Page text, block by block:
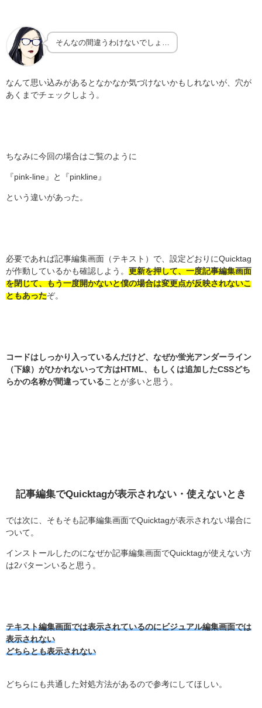
そんなの間違うわけないでしょ…
なんて思い込みがあるとなかなか気づけないかもしれないが、穴が
あくまでチェックしよう。
ちなみに今回の場合はご覧のように
『pink-line』と『pinkline』
という違いがあった。
必要であれば記事編集画面（テキスト）で、設定どおりにQuicktag
が作動しているかも確認しよう。 更新を押して、一度記事編集画面
を閉じて、もう一度開かないと僕の場合は変更点が反映されないこ
ともあったぞ。
コードはしっかり入っているんだけど、なぜか蛍光アンダーライン
（下線）がひかれないって方はHTML、もしくは追加したCSSどち
らかの名称が間違っている ことが多いと思う。
記事編集でQuicktagが表示されない・使えないとき
では次に、そもそも記事編集画面でQuicktagが表示されない場合に
ついて。
インストールしたのになぜか記事編集画面でQuicktagが使えない方
は2パターンいると思う。
テキスト編集画面では表示されているのにビジュアル編集画面では
表示されない
どちらとも表示されない
どちらにも共通した対処方法があるので参考にしてほしい。